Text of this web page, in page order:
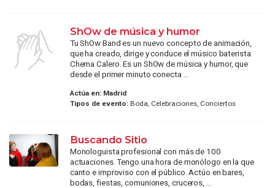
ShOw de música y humor
Tu ShOw Band es un nuevo concepto de animación,
que ha creado, dirige y conduce el músico baterista
Chema Calero. Es un ShOw de música y humor, que
desde el primer minuto conecta ...
Actúa en: Madrid
Tipos de evento:Boda, Celebraciones, Conciertos
Buscando Sitio
Monologuista profesional con más de 100
actuaciones. Tengo una hora de monólogo en la que
canto e improviso con el público. Actúo en bares,
bodas, fiestas, comuniones, cruceros, ...